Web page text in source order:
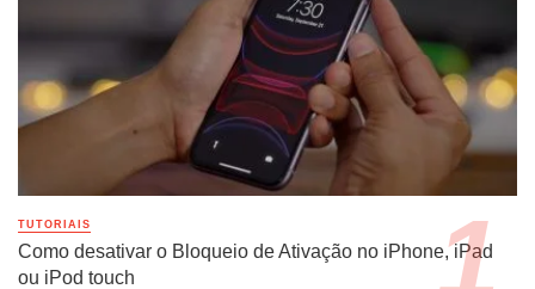
TUTORIAIS
Como desativar o Bloqueio de Ativação no iPhone, iPad
ou iPod touch